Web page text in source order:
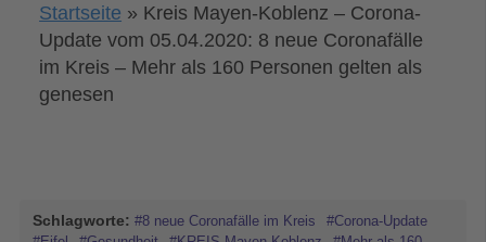
Startseite » Kreis Mayen-Koblenz – Corona-
Update vom 05.04.2020: 8 neue Coronafälle
im Kreis – Mehr als 160 Personen gelten als
genesen
Schlagworte: #8 neue Coronafälle im Kreis
#Corona-Update